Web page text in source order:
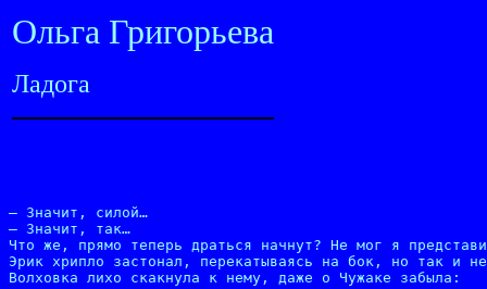
Ольга Григорьева
Ладога
– Значит, силой…
– Значит, так…
Что же, прямо теперь драться начнут? Не мог я
Эрик хрипло застонал, перекатываясь на бок, но так и
Волховка лихо скакнула к нему, даже о Чужаке забыла: